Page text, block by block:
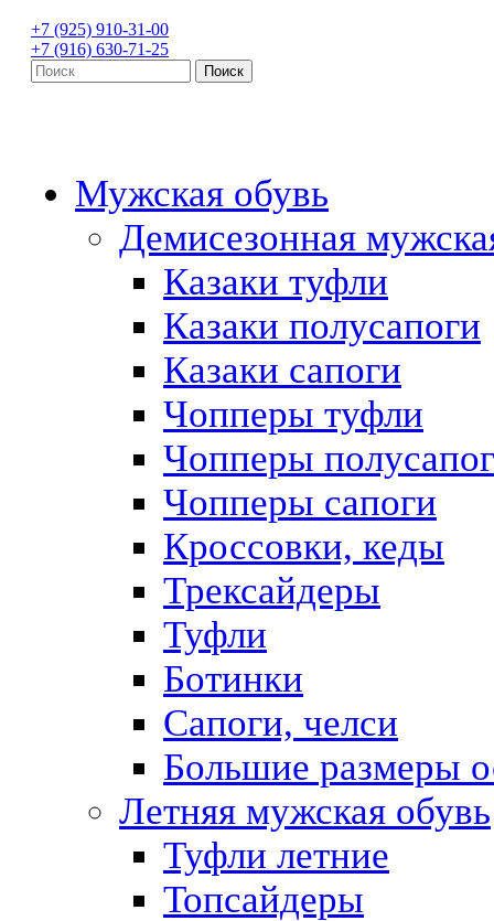
+7 (925) 910-31-00
+7 (916) 630-71-25
Мужская обувь
Демисезонная
Казаки туфли
Казаки полусапоги
Казаки сапоги
Чопперы туфли
Чопперы
Чопперы сапоги
Кроссовки, кеды
Трексайдеры
Туфли
Ботинки
Сапоги, челси
Большие размеры
Летняя мужская обувь
Туфли летние
Топсайдеры